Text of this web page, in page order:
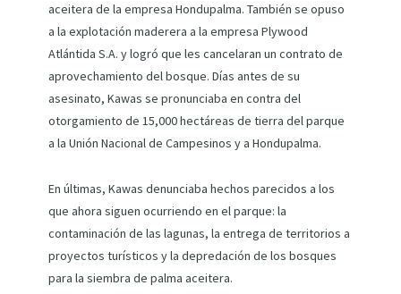
aceitera de la empresa Hondupalma. También se opuso
a la explotación maderera a la empresa Plywood
Atlántida S.A. y logró que les cancelaran un contrato de
aprovechamiento del bosque. Días antes de su
asesinato, Kawas se pronunciaba en contra del
otorgamiento de 15,000 hectáreas de tierra del parque
a la Unión Nacional de Campesinos y a Hondupalma.
En últimas, Kawas denunciaba hechos parecidos a los
que ahora siguen ocurriendo en el parque: la
contaminación de las lagunas, la entrega de territorios a
proyectos turísticos y la depredación de los bosques
para la siembra de palma aceitera.